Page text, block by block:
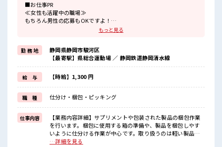
■お仕事PR
≪女性も活躍中の職場≫
もちろん男性の応募もOKですよ！
場合によってはお願いすることもあります♪
≪完全週休二日制≫
週末は家族や友人と一緒にプライベート満喫！
≪ヘアカラーOKで自由な雰囲気の職場≫
明るすぎたり奇抜でなければ基本的に自由！
(規定有)≪動きやすい制服アリ≫
制服があるので、
毎日の服装の悩み解消♪
≪収入アップを目指せる≫
高時給だらけの派遣のお仕事です！
■職場の雰囲気
女性も活躍しやすい雰囲気の職場です！
もっと見る
勤 務 地
静岡県静岡市駿河区
【最寄駅】県総合運動場 ／ 静岡鉄道静岡清水線
給 与 【時給】1,300 円
職 種 仕分け・梱包・ピッキング
仕事内容
【業務内容詳細】サプリメントや包装された製品の梱包作業
を行います。梱包に使用する箱の準備や、製品を梱包しやす
いように仕分ける作業が中心です。取り扱うのは軽い製品が
ほとんどで、体への負担は少なめ。梱包後は、箱の状態や製
…詳細を見る